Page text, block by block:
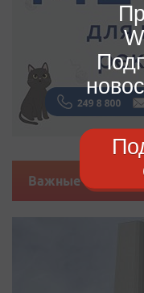
Важные новости